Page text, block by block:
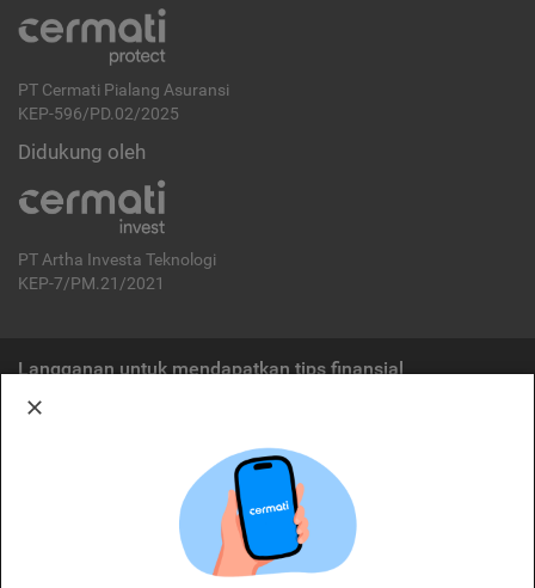
PT Cermati Pialang Asuransi
KEP-596/PD.02/2025
Didukung oleh
PT Artha Investa Teknologi
KEP-7/PM.21/2021
Langganan untuk mendapatkan tips finansial
Cermati merupakan penyelenggara agregasi jasa keuangan yang terdaftar di
OJK. Oleh karena itu, produk dan/atau layanan jasa keuangan yang
ditawarkan bukan merupakan produk dan/atau layanan jasa keuangan yang
diterbitkan oleh Cermati dan Cermati tidak bertanggung jawab atas tuntutan